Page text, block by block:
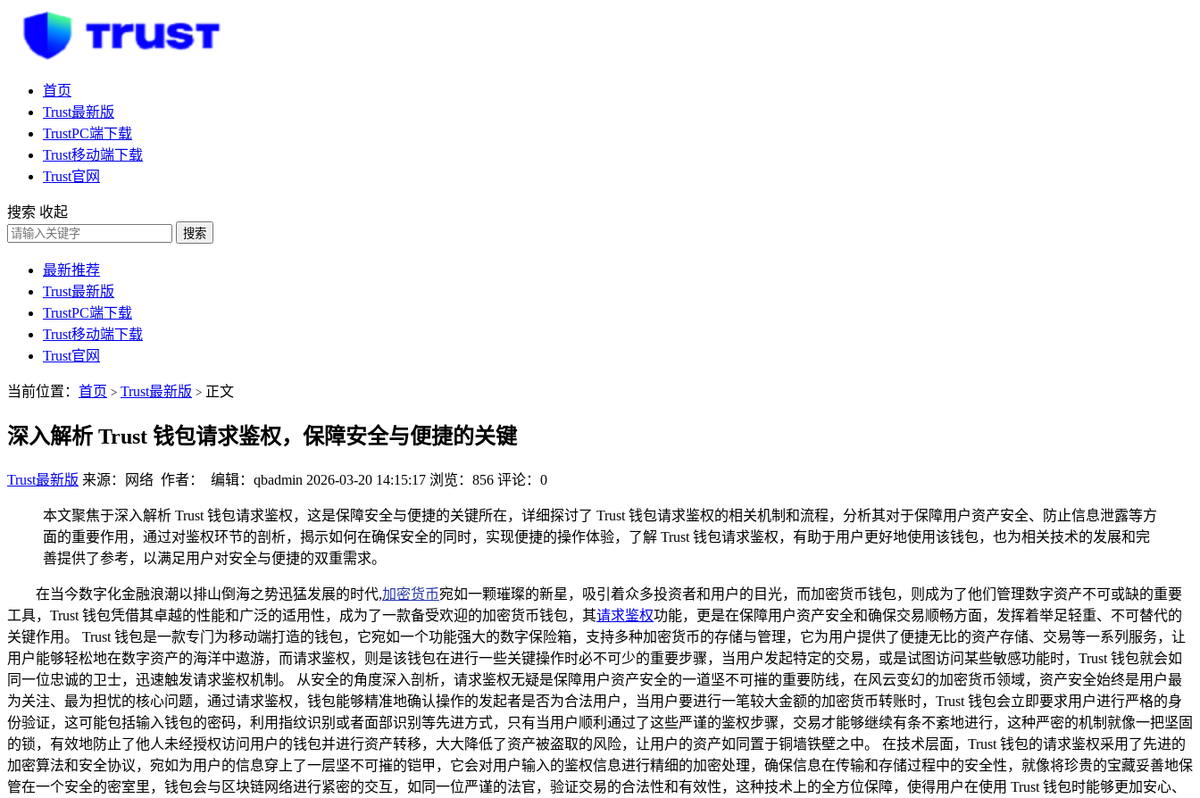
首页
Trust最新版
TrustPC端下载
Trust移动端下载
Trust官网
搜索 收起
搜索
最新推荐
Trust最新版
TrustPC端下载
Trust移动端下载
Trust官网
当前位置： 首页 > Trust最新版 > 正文
深入解析 Trust 钱包请求鉴权，保障安全与便捷的关键
Trust最新版 来源：网络 作者： 编辑：qbadmin 2026-03-20 14:15:17 浏览：856 评论：0
本文聚焦于深入解析 Trust 钱包请求鉴权，这是保障安全与便捷的关键所在，详细探讨了 Trust 钱包请求鉴权的相关机制和流程，分析其对于保障用户资产安全、防止信息泄露等方
面的重要作用，通过对鉴权环节的剖析，揭示如何在确保安全的同时，实现便捷的操作体验，了解 Trust 钱包请求鉴权，有助于用户更好地使用该钱包，也为相关技术的发展和完
善提供了参考，以满足用户对安全与便捷的双重需求。
在当今数字化金融浪潮以排山倒海之势迅猛发展的时代,加密货币宛如一颗璀璨的新星，吸引着众多投资者和用户的目光，而加密货币钱包，则成为了他们管理数字资产不可或缺的重要
工具，Trust 钱包凭借其卓越的性能和广泛的适用性，成为了一款备受欢迎的加密货币钱包，其请求鉴权功能，更是在保障用户资产安全和确保交易顺畅方面，发挥着举足轻重、不可替代的
关键作用。 Trust 钱包是一款专门为移动端打造的钱包，它宛如一个功能强大的数字保险箱，支持多种加密货币的存储与管理，它为用户提供了便捷无比的资产存储、交易等一系列服务，让
用户能够轻松地在数字资产的海洋中遨游，而请求鉴权，则是该钱包在进行一些关键操作时必不可少的重要步骤，当用户发起特定的交易，或是试图访问某些敏感功能时，Trust 钱包就会如
同一位忠诚的卫士，迅速触发请求鉴权机制。 从安全的角度深入剖析，请求鉴权无疑是保障用户资产安全的一道坚不可摧的重要防线，在风云变幻的加密货币领域，资产安全始终是用户最
为关注、最为担忧的核心问题，通过请求鉴权，钱包能够精准地确认操作的发起者是否为合法用户，当用户要进行一笔较大金额的加密货币转账时，Trust 钱包会立即要求用户进行严格的身
份验证，这可能包括输入钱包的密码，利用指纹识别或者面部识别等先进方式，只有当用户顺利通过了这些严谨的鉴权步骤，交易才能够继续有条不紊地进行，这种严密的机制就像一把坚固
的锁，有效地防止了他人未经授权访问用户的钱包并进行资产转移，大大降低了资产被盗取的风险，让用户的资产如同置于铜墙铁壁之中。 在技术层面，Trust 钱包的请求鉴权采用了先进的
加密算法和安全协议，宛如为用户的信息穿上了一层坚不可摧的铠甲，它会对用户输入的鉴权信息进行精细的加密处理，确保信息在传输和存储过程中的安全性，就像将珍贵的宝藏妥善地保
管在一个安全的密室里，钱包会与区块链网络进行紧密的交互，如同一位严谨的法官，验证交易的合法性和有效性，这种技术上的全方位保障，使得用户在使用 Trust 钱包时能够更加安心、